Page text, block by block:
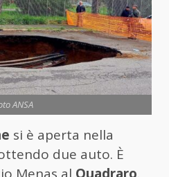
ANSA
si è aperta nella
due auto. È